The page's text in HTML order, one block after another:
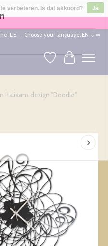
×
DE -- Choose your language: EN ⇓ ⇒
Verlanglijst
Italiaans design "Doodle"
verbeteren. Is dat akkoord?
Ja
cookies »